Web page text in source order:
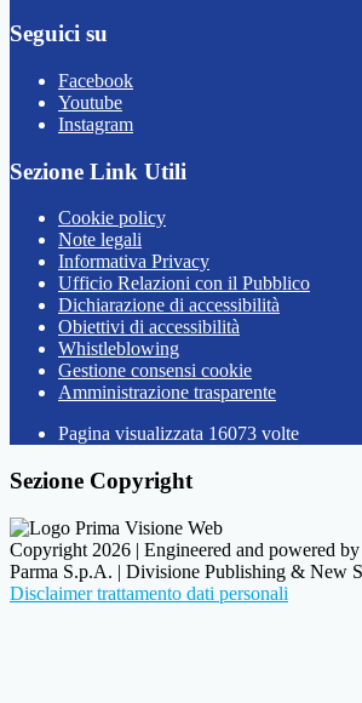
Seguici su
Facebook
Youtube
Instagram
Sezione Link Utili
Cookie policy
Note legali
Informativa Privacy
Ufficio Relazioni con il Pubblico
Dichiarazione di accessibilità
Obiettivi di accessibilità
Whistleblowing
Gestione consensi cookie
Amministrazione trasparente
Pagina visualizzata 16073 volte
Sezione Copyright
Copyright 2026 | Engineered and powered
Parma S.p.A. | Divisione Publishing & New
Disclaimer trattamento dati personali